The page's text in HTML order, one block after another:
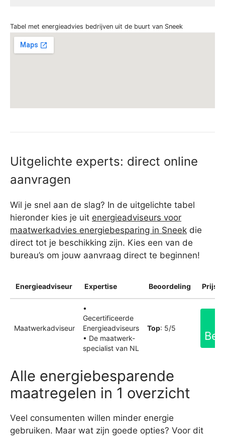
Tabel met energieadvies bedrijven uit de buurt van Sneek
Uitgelichte experts: direct online
aanvragen
Wil je snel aan de slag? In de uitgelichte tabel
hieronder kies je uit energieadviseurs voor
maatwerkadvies energiebesparing in Sneek die
direct tot je beschikking zijn. Kies een van de
bureau’s om jouw aanvraag direct te beginnen!
Energieadviseur Expertise Beoordeling
Maatwerkadviseur
•
Gecertificeerde
Energieadviseurs
• De maatwerk-
specialist van NL
Top: 5/5
Alle energiebesparende
maatregelen in 1 overzicht
Veel consumenten willen minder energie
gebruiken. Maar wat zijn goede opties? Voor dit